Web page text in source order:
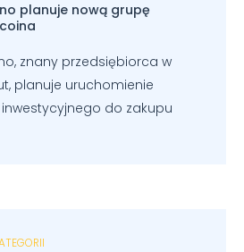
planuje nową grupę
znany przedsiębiorca w
planuje uruchomienie
inwestycyjnego do zakupu